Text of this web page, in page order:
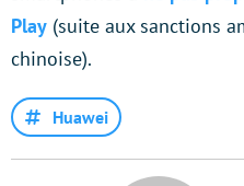
Play (suite aux sanctions
chinoise).
Huawei